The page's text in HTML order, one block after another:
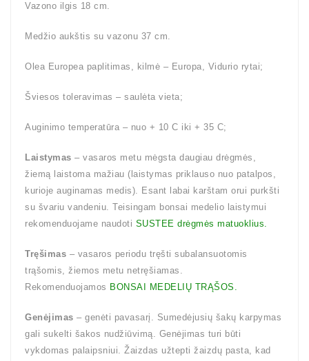
Vazono ilgis 18 cm.
Medžio aukštis su vazonu 37 cm.
Olea Europea paplitimas, kilmė – Europa, Vidurio rytai;
Šviesos toleravimas – saulėta vieta;
Auginimo temperatūra – nuo + 10 C iki + 35 C;
Laistymas – vasaros metu mėgsta daugiau drėgmės,
žiemą laistoma mažiau (laistymas priklauso nuo patalpos,
kurioje auginamas medis). Esant labai karštam orui purkšti
su švariu vandeniu. Teisingam bonsai medelio laistymui
rekomenduojame naudoti SUSTEE drėgmės matuoklius.
Tręšimas – vasaros periodu tręšti subalansuotomis
trąšomis, žiemos metu netręšiamas.
Rekomenduojamos BONSAI MEDELIŲ TRĄŠOS.
Genėjimas – genėti pavasarį. Sumedėjusių šakų karpymas
gali sukelti šakos nudžiūvimą. Genėjimas turi būti
vykdomas palaipsniui. Žaizdas užtepti žaizdų pasta, kad